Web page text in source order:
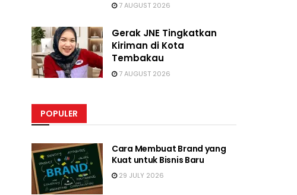
7 AUGUST 2026
Gerak JNE Tingkatkan
Kiriman di Kota
Tembakau
7 AUGUST 2026
POPULER
Cara Membuat Brand yang
Kuat untuk Bisnis Baru
29 JULY 2026